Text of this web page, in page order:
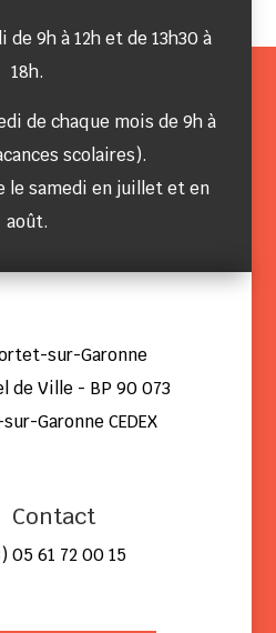
de 9h à 12h et de 13h30 à
18h.
de chaque mois de 9h à
scolaires).
le samedi en juillet et en
août.
sur-Garonne
de Ville - BP 90 073
Garonne CEDEX
Contact
05 61 72 00 15